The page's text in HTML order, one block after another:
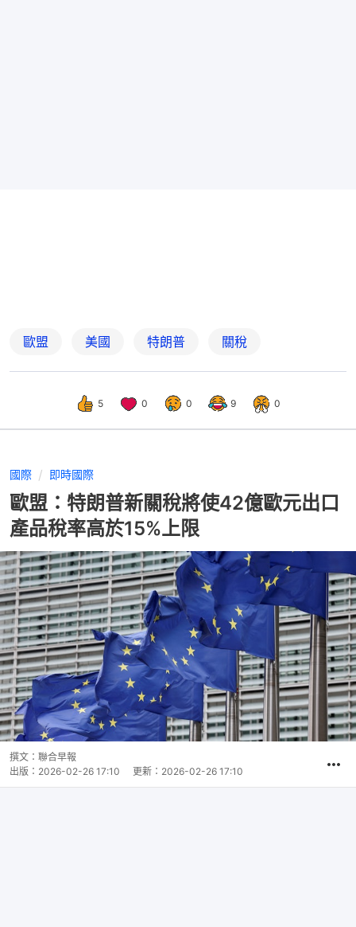
歐盟 美國 特朗普 關稅
5 0 0 9 0
國際 即時國際
歐盟：特朗普新關稅將使42億歐元出口
產品稅率高於15%上限
撰文： 聯合早報
出版： 2026-02-26 17:10 更新： 2026-02-26 17:10